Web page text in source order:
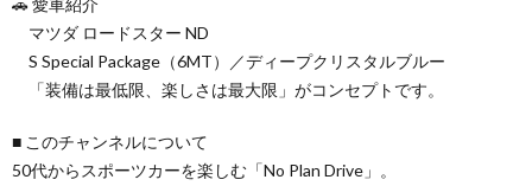
マツダ ロードスター ND
S Special Package（6MT）／ディープクリスタルブルー
「装備は最低限、楽しさは最大限」がコンセプトです。
■ このチャンネルについて
50代からスポーツカーを楽しむ「No Plan Drive」。